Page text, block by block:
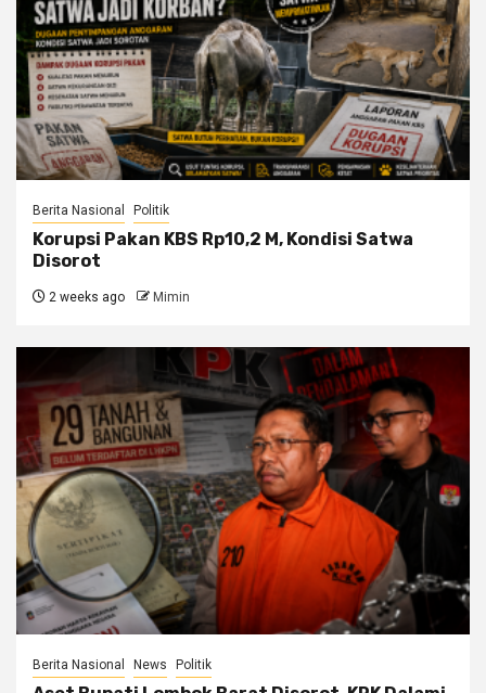
Berita Nasional Politik
Korupsi Pakan KBS Rp10,2 M, Kondisi Satwa
Disorot
2 weeks ago Mimin
Berita Nasional News Politik